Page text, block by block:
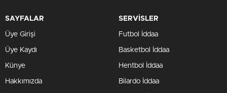
SAYFALAR
Üye Girişi
Üye Kaydı
Künye
Hakkımızda
SERVİSLER
Futbol İddaa
Basketbol İddaa
Hentbol İddaa
Bilardo İddaa